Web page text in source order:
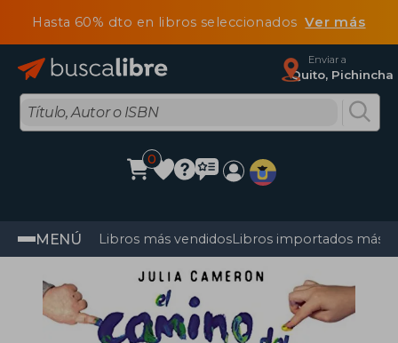
Hasta 60% dto en libros seleccionadosVer más
Enviar a
Quito, Pichincha
0
MENÚ Libros más vendidosLibros importados más